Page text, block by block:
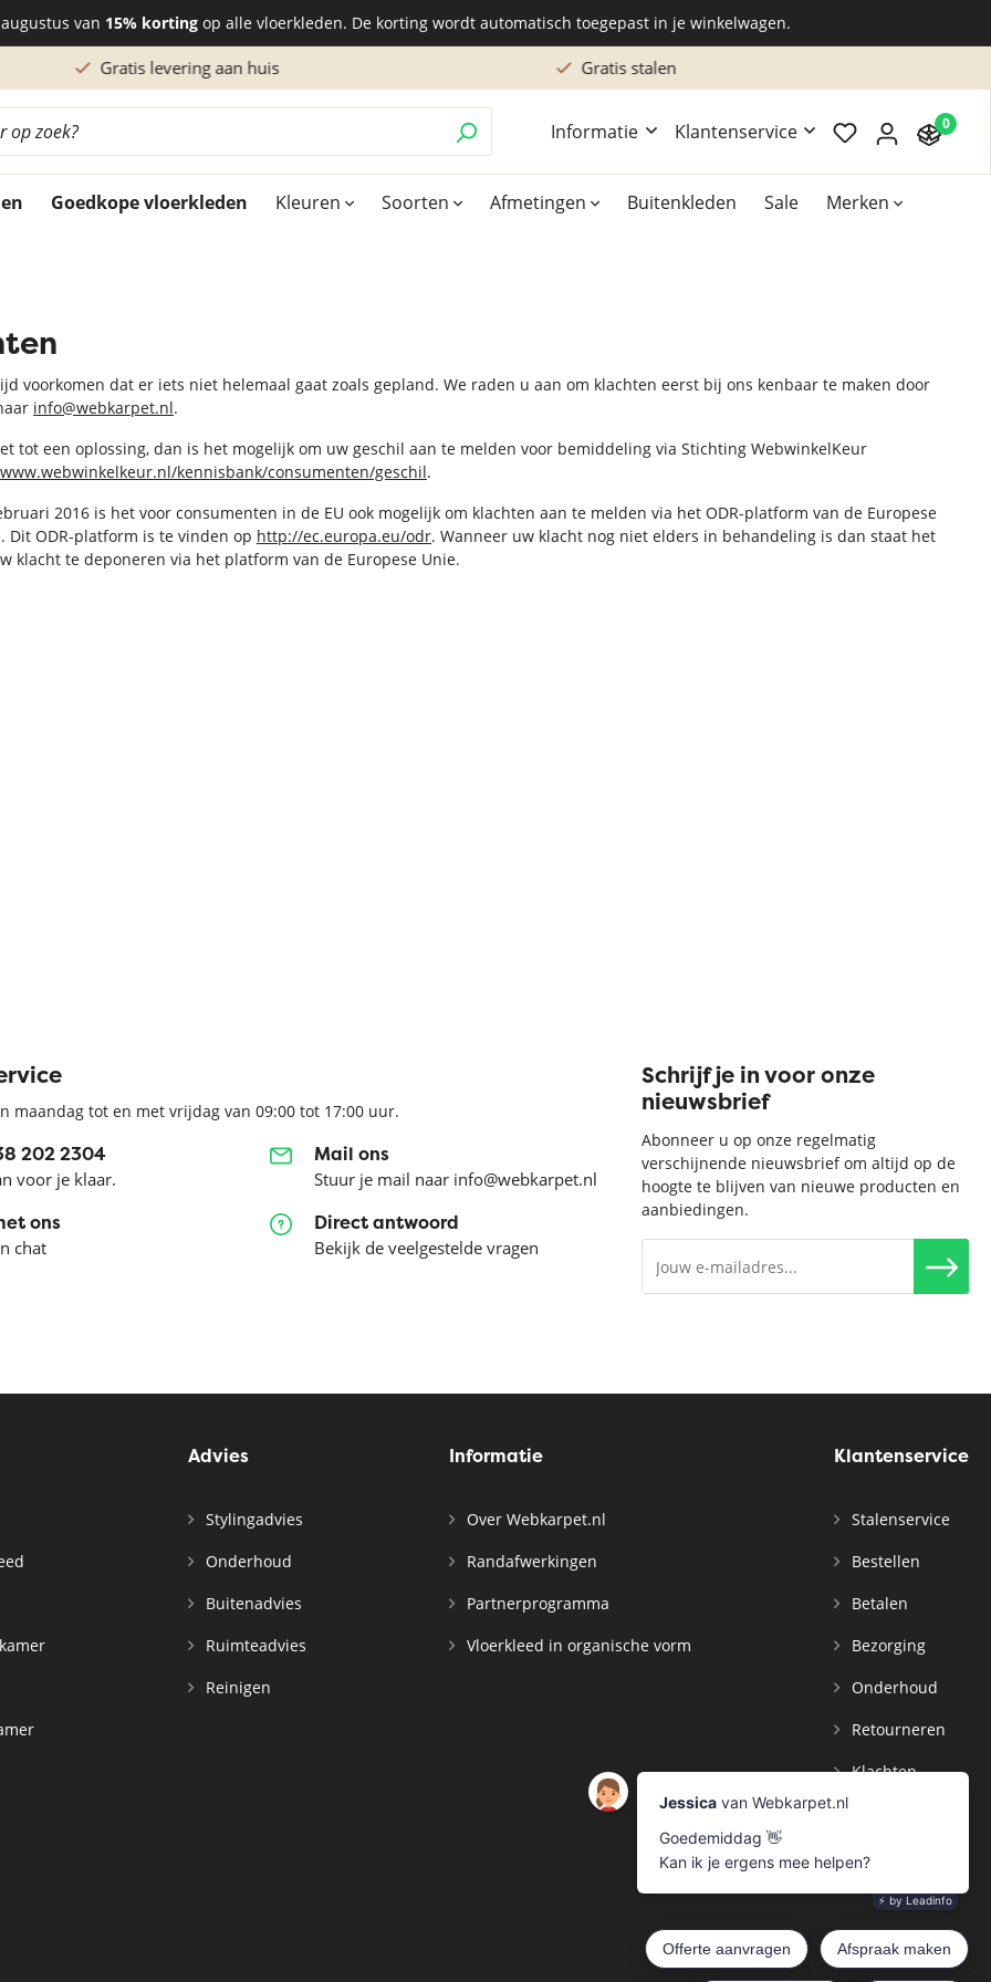
van 15% korting op alle vloerkleden. De korting wordt automatisch toegepast in je winkelwagen.
Gratis levering aan huis Gratis stalen
Informatie Klantenservice 0
Goedkope vloerkleden Kleuren Soorten Afmetingen Buitenkleden Sale Merken
groen
Rood vloerkleed
Oranje vloerkleed
Paars vloerkleed
Vloerkleed turquoise
Vintage vloerkleed
Exclusieve vloerkleden
Organische vormen
Xilento vloerkleden
160x240 cm
160x230 cm
170x230 cm
170x240 cm
voorkomen dat er iets niet helemaal gaat zoals gepland. We raden u aan om klachten eerst bij ons kenbaar te maken door
info@webkarpet.nl.
tot een oplossing, dan is het mogelijk om uw geschil aan te melden voor bemiddeling via Stichting WebwinkelKeur
kennisbank/consumenten/geschil.
2016 is het voor consumenten in de EU ook mogelijk om klachten aan te melden via het ODR-platform van de Europese
Dit ODR-platform is te vinden op http://ec.europa.eu/odr. Wanneer uw klacht nog niet elders in behandeling is dan staat het
klacht te deponeren via het platform van de Europese Unie.
maandag tot en met vrijdag van 09:00 tot 17:00 uur.
202 2304
voor je klaar.
Mail ons
Stuur je mail naar info@webkarpet.nl
ons
chat
Direct antwoord
Bekijk de veelgestelde vragen
Schrijf je in voor onze
nieuwsbrief
Abonneer u op onze regelmatig
verschijnende nieuwsbrief om altijd op de
hoogte te blijven van nieuwe producten en
aanbiedingen.
Advies
Stylingadvies
Onderhoud
Buitenadvies
Ruimteadvies
Reinigen
Informatie
Over Webkarpet.nl
Randafwerkingen
Partnerprogramma
Vloerkleed in organische vorm
Klantenservice
Stalenservice
Bestellen
Betalen
Bezorging
Onderhoud
Retourneren
Klachten
Contact
Mijn Account